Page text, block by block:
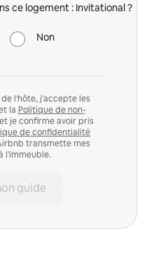
ce logement : Invitational ?
Non
l'hôte, j'accepte les
la Politique de non-
je confirme avoir pris
de confidentialité
transmette mes
l'immeuble.
guide